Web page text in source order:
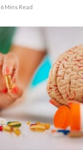
6 Mins Read